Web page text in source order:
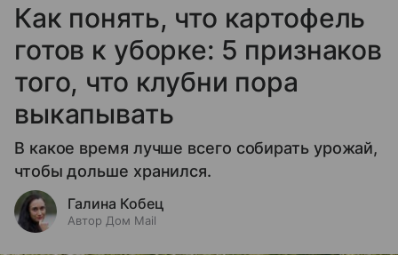
Как понять, что картофель
готов к уборке: 5 признаков
того, что клубни пора
выкапывать
В какое время лучше всего собирать урожай,
чтобы дольше хранился.
Галина Кобец
Автор Дом Mail